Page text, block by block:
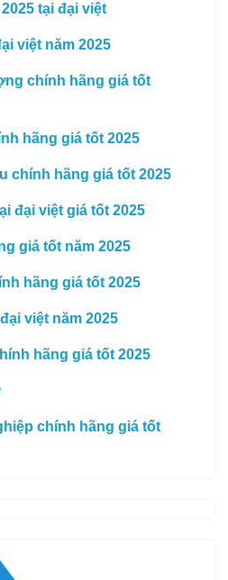
tại đại việt
việt năm 2025
chính hãng giá tốt
hãng giá tốt 2025
chính hãng giá tốt 2025
đại việt giá tốt 2025
giá tốt năm 2025
hãng giá tốt 2025
việt năm 2025
hãng giá tốt 2025
chính hãng giá tốt